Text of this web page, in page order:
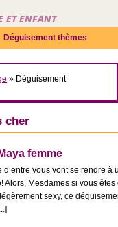
et enfant
Déguisement thèmes
par genre Idées
» Déguisement
cher
femme
d’entre vous vont se rendre
Alors, Mesdames si vous
sexy, ce